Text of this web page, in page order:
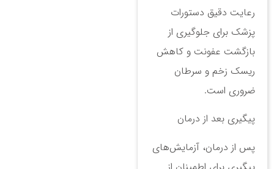
رعایت دقیق دستورات
پزشک برای جلوگیری از
بازگشت عفونت و کاهش
ریسک زخم و سرطان
ضروری است.
پیگیری بعد از درمان
پس از درمان، آزمایش‌های